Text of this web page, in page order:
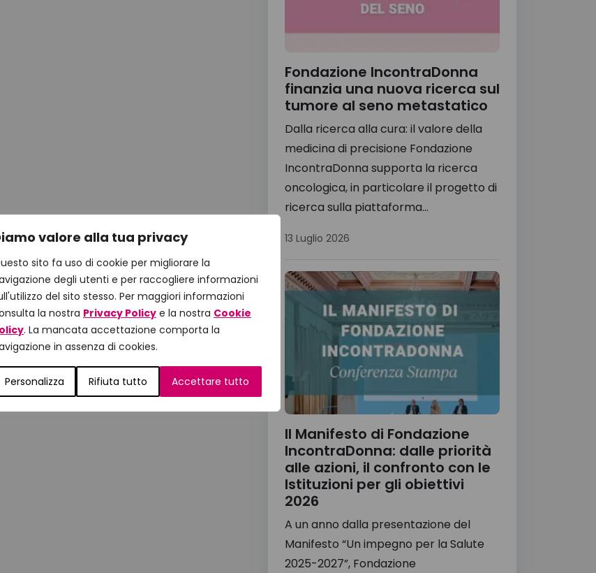
valore alla tua privacy
sito fa uso di cookie per migliorare la
degli utenti e per raccogliere informazioni
del sito stesso. Per maggiori informazioni
la nostra Privacy Policy e la nostra Cookie
. La mancata accettazione comporta la
in assenza di cookies.
Personalizza Rifiuta tutto Accettare tutto
Fondazione IncontraDonna
finanzia una nuova ricerca sul
tumore al seno metastatico
Dalla ricerca alla cura: il valore della
medicina di precisione Fondazione
IncontraDonna supporta la ricerca
oncologica, in particolare il progetto di
ricerca sulla piattaforma...
13 Luglio 2026
Il Manifesto di Fondazione
IncontraDonna: dalle priorità
alle azioni, il confronto con le
Istituzioni per gli obiettivi
2026
A un anno dalla presentazione del
Manifesto “Un impegno per la Salute
2025-2027”, Fondazione